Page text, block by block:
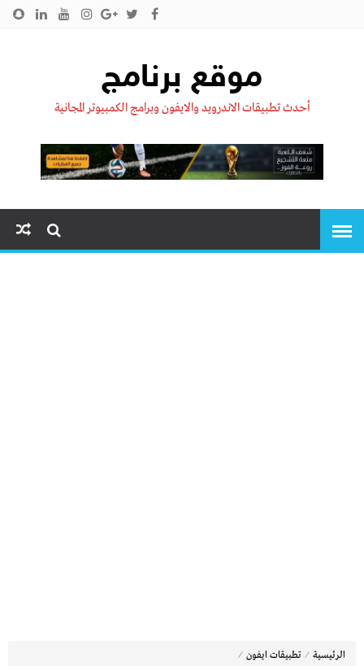
موقع برنامج
أحدث تطبيقات الاندرويد والايفون وبرامج الكمبيوتر المجانية
الرئيسية ⁄ تطبيقات ايفون ⁄